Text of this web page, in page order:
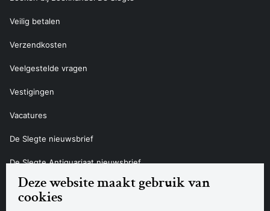
Deze website maakt gebruik van
cookies
Veilig betalen
Verzendkosten
Veelgestelde vragen
Vestigingen
Vacatures
De Slegte nieuwsbrief
De Slegte Antiquariaat nieuwsbrief
Contact